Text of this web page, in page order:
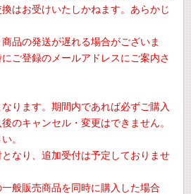
はお受けいたしかねます。あらかじ
品の発送が遅れる場合がございま
ご登録のメールアドレスにご案内さ
ります。期間内であれば必ずご購入
のキャンセル・変更はできません。
。
なり、追加受付は予定しておりませ
般販売商品を同時に購入した場合